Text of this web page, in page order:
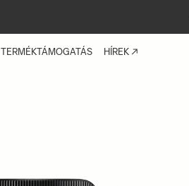
TERMÉKTÁMOGATÁS HÍREK